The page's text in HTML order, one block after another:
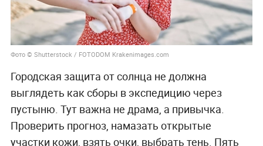
Фото © Shutterstock / FOTODOM Krakenimages.com
Городская защита от солнца не должна
выглядеть как сборы в экспедицию через
пустыню. Тут важна не драма, а привычка.
Проверить прогноз, намазать открытые
участки кожи, взять очки, выбрать тень. Пять